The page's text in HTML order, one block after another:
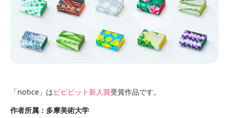
「notice」はビビビット新人賞受賞作品です。
作者所属：多摩美術大学